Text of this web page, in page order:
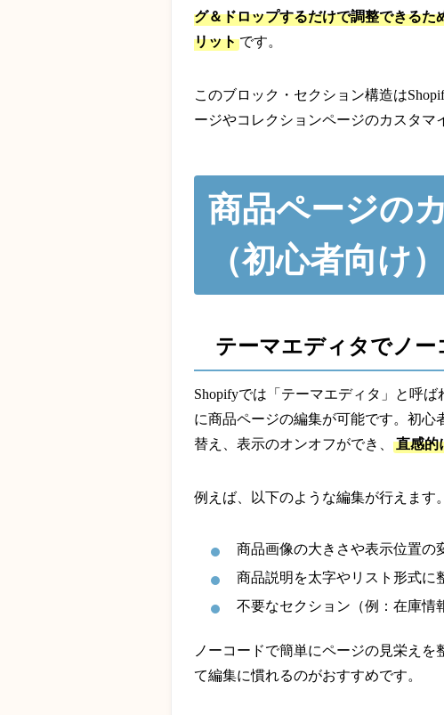
グ＆ドロップするだけで調整できる
リット です。
このブロック・セクション構造は
ージやコレクションページのカスタマ
商品ページの
（初心者向け）
テーマエディタでノー
Shopifyでは「テーマエディタ」と呼
に商品ページの編集が可能です。初
替え、表示のオンオフができ、
直感的
例えば、以下のような編集が行えます。
商品画像の大きさや表示位置の
商品説明を太字やリスト形式に
不要なセクション（例：在庫情
ノーコードで簡単にページの見栄え
て編集に慣れるのがおすすめです。